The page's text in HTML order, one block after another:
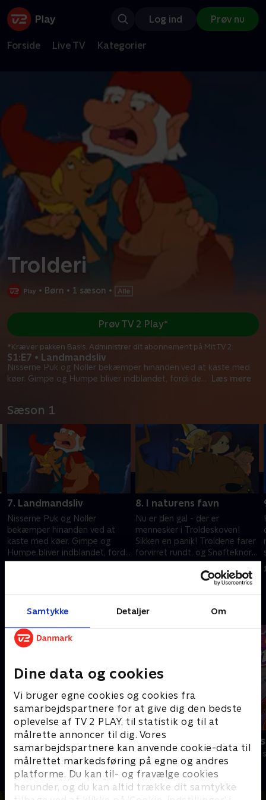
Samtykke Detaljer Om
Dine data og cookies
Vi bruger egne cookies og cookies fra
samarbejdspartnere for at give dig den bedste
oplevelse af TV 2 PLAY, til statistik og til at
målrette annoncer til dig. Vores
samarbejdspartnere kan anvende cookie-data til
målrettet markedsføring på egne og andres
platforme. Du kan til- og fravælge cookies
herunder, og du kan altid trække dit samtykke
Log ind Prøv nu
Forside Live TV Kategorier
Trolderi
• Børn • 1 sæson •
S1:E7 • Landmandsliv
Nisserne Puk og Noller bekæmper hinanden ved at kaste med
køer. Gimpe og Humpe bliver indblandet, fordi de... Læs mere
Prøv TV 2 Play*
*Kræver pakken Basis. Administrer dit abonnement på Mit TV 2.
Sæson 1
7. Landmandsliv
Nisserne Puk og Noller
bekæmper hinanden ved at
kaste med køer. Gimpe og
Humpe bliver indblandet, fordi
de gerne vil lære ko-kastning
8. I naturens favn
Nu er den gal - der er
mennesker i Troldeskoven!
Sikken en panik! Troldene farer
forvirret rundt, og Snøfteknort
når ikke ind i troldehullet.
1. november 2016 • 26 min
Andre så også
Jungledyret Hugo
Børneserier • 1 sæsoner
Totally Spies
Børneserier • 2